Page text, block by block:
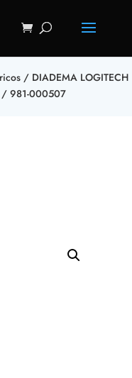
/ DIADEMA LOGITECH
/ 981-000507